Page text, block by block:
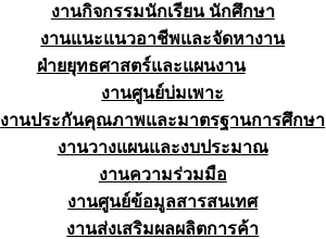
งานกิจกรรมนักเรียน นักศึกษา
งานแนะแนวอาชีพและจัดหางาน
ฝ่ายยุทธศาสตร์และแผนงาน
งานศูนย์บ่มเพาะ
งานประกันคุณภาพและมาตรฐานการศึกษา
งานวางแผนและงบประมาณ
งานความร่วมมือ
งานศูนย์ข้อมูลสารสนเทศ
งานส่งเสริมผลผลิตการค้า